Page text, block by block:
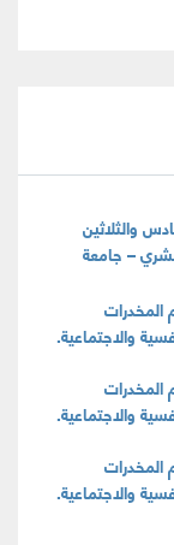
والثلاثين
– جامعة
والاجتماعية.
والاجتماعية.
والاجتماعية.